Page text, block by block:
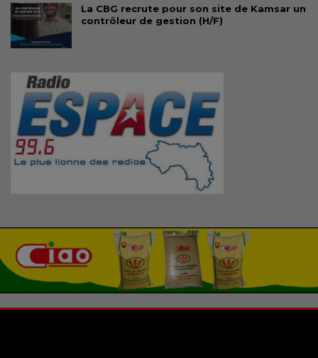
La CBG recrute pour son site de Kamsar un
contrôleur de gestion (H/F)